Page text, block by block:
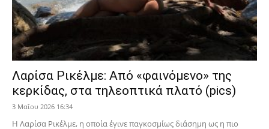
Λαρίσα Ρικέλμε: Από «φαινόμενο» της
κερκίδας, στα τηλεοπτικά πλατό (pics)
3 Μαΐου 2026 16:34
Η Λαρίσα Ρικέλμε, η οποία έγινε παγκοσμίως διάσημη ως η πιο